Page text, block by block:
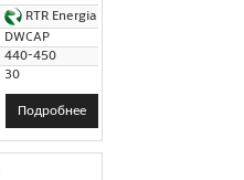
RTR Energia
DWCAP
440-450
30
Подробнее